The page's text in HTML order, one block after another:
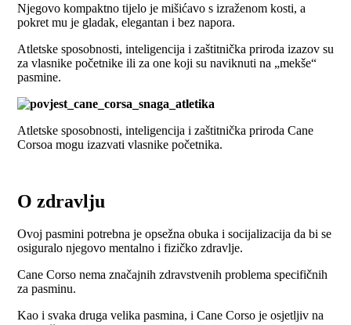
Njegovo kompaktno tijelo je mišićavo s izraženom kosti, a
pokret mu je gladak, elegantan i bez napora.
Atletske sposobnosti, inteligencija i zaštitnička priroda izazov su
za vlasnike početnike ili za one koji su naviknuti na „mekše“
pasmine.
Atletske sposobnosti, inteligencija i zaštitnička priroda Cane
Corsoa mogu izazvati vlasnike početnika.
O zdravlju
Ovoj pasmini potrebna je opsežna obuka i socijalizacija da bi se
osiguralo njegovo mentalno i fizičko zdravlje.
Cane Corso nema značajnih zdravstvenih problema specifičnih
za pasminu.
Kao i svaka druga velika pasmina, i Cane Corso je osjetljiv na